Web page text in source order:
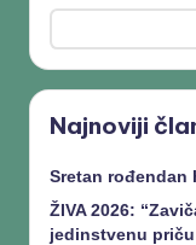
Najnoviji
Sretan rođendan
ŽIVA 2026:
jedinstvenu priču